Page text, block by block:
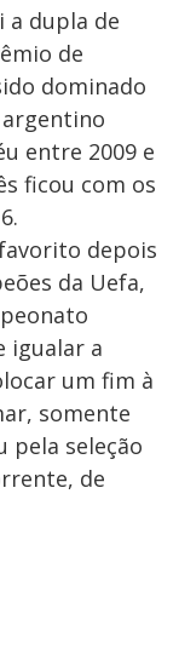
a dupla de
de
dominado
argentino
entre 2009 e
ficou com os
depois
da Uefa,
igualar a
um fim à
somente
pela seleção
de